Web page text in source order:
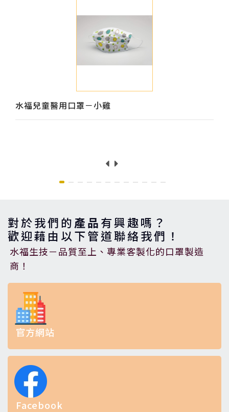
水福兒童醫用口罩－小雞
對於我們的產品有興趣嗎？
歡迎藉由以下管道聯絡我們！
水福生技－品質至上、專業客製化的口罩製造
商！
官方網站
Facebook